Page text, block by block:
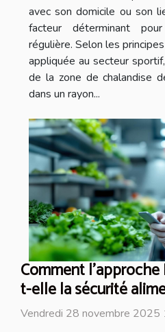
avec son domicile ou son
facteur déterminant
régulière. Selon les
appliquée au secteur
de la zone de chalandise
dans un rayon...
Comment l'approche
t-elle la sécurité
Vendredi 28 novembre 2025